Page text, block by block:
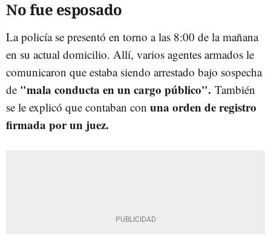
No fue esposado
La policía se presentó en torno a las 8:00 de la mañana
en su actual domicilio. Allí, varios agentes armados le
comunicaron que estaba siendo arrestado bajo sospecha
de "mala conducta en un cargo público". También
se le explicó que contaban con una orden de registro
firmada por un juez.